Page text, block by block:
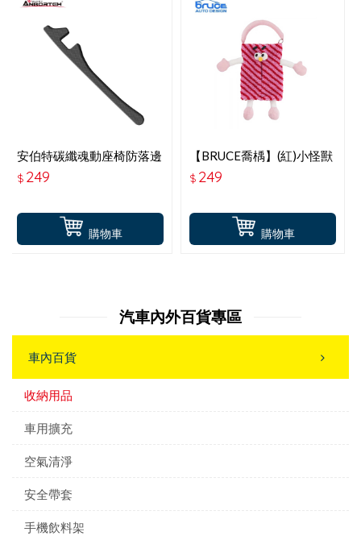
購物車
安伯特碳纖魂動座椅防落邊
條 ABT-A190
$ 249
購物車
【BRUCE喬楀】(紅)小怪獸
面紙套
$ 249
汽車內外百貨專區
車內百貨
收納用品
車用擴充
空氣清淨
安全帶套
手機飲料架